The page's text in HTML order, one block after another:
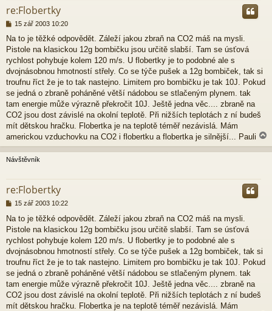
re:Flobertky
P
í
s
p
ě
e
k
15 zář 2003 10:20
Na to je těžké odpovědět. Záleží jakou zbraň na CO2 máš na mysli.
Pistole na klasickou 12g bombičku jsou určitě slabší. Tam se úsťová
rychlost pohybuje kolem 120 m/s. U flobertky je to podobné ale s
dvojnásobnou hmotností střely. Co se týče pušek a 12g bombiček, tak si
troufnu říct že je to tak nastejno. Limitem pro bombičku je tak 10J. Pokud
se jedná o zbraně poháněné větší nádobou se stlačeným plynem. tak
tam energie může výrazně překročit 10J. Ještě jedna věc.... zbraně na
CO2 jsou dost závislé na okolní teplotě. Při nižších teplotách z ní budeš
mít dětskou hračku. Flobertka je na teplotě téměř nezávislá. Mám
americkou vzduchovku na CO2 i flobertku a flobertka je silnější... Pauli
a
h
Návštěvník
re:Flobertky
P
í
s
p
e
k
15 zář 2003 10:22
Na to je těžké odpovědět. Záleží jakou zbraň na CO2 máš na mysli.
Pistole na klasickou 12g bombičku jsou určitě slabší. Tam se úsťová
rychlost pohybuje kolem 120 m/s. U flobertky je to podobné ale s
dvojnásobnou hmotností střely. Co se týče pušek a 12g bombiček, tak si
troufnu říct že je to tak nastejno. Limitem pro bombičku je tak 10J. Pokud
se jedná o zbraně poháněné větší nádobou se stlačeným plynem. tak
tam energie může výrazně překročit 10J. Ještě jedna věc.... zbraně na
CO2 jsou dost závislé na okolní teplotě. Při nižších teplotách z ní budeš
mít dětskou hračku. Flobertka je na teplotě téměř nezávislá. Mám